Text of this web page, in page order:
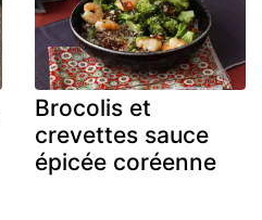
Brocolis et
crevettes sauce
épicée coréenne